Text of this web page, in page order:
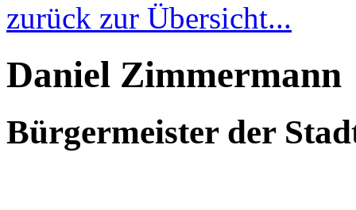
zurück zur Übersicht...
Daniel Zimmermann
Bürgermeister der